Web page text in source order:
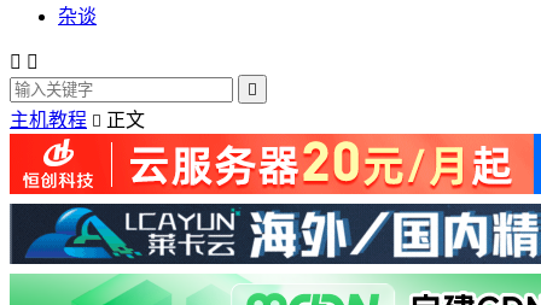
杂谈
 

主机教程  正文